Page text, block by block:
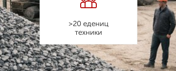
>20 едениц
техники